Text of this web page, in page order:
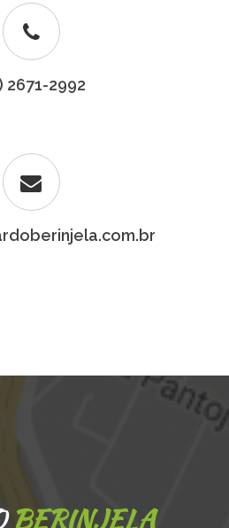
2671-2992
BERINJELA